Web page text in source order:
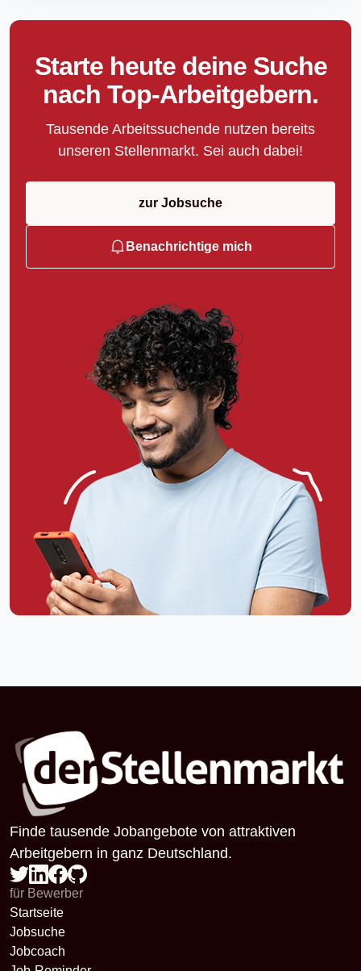
Starte heute deine Suche
nach Top-Arbeitgebern.
Tausende Arbeitssuchende nutzen bereits
unseren Stellenmarkt. Sei auch dabei!
zur Jobsuche
Benachrichtige mich
Finde tausende Jobangebote von attraktiven
Arbeitgebern in ganz Deutschland.
für Bewerber
Startseite
Jobsuche
Jobcoach